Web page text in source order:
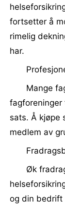
fortsetter å
rimelig
har.
Mange
sats. Å kjøpe
medlem av
Øk
og din bedrift